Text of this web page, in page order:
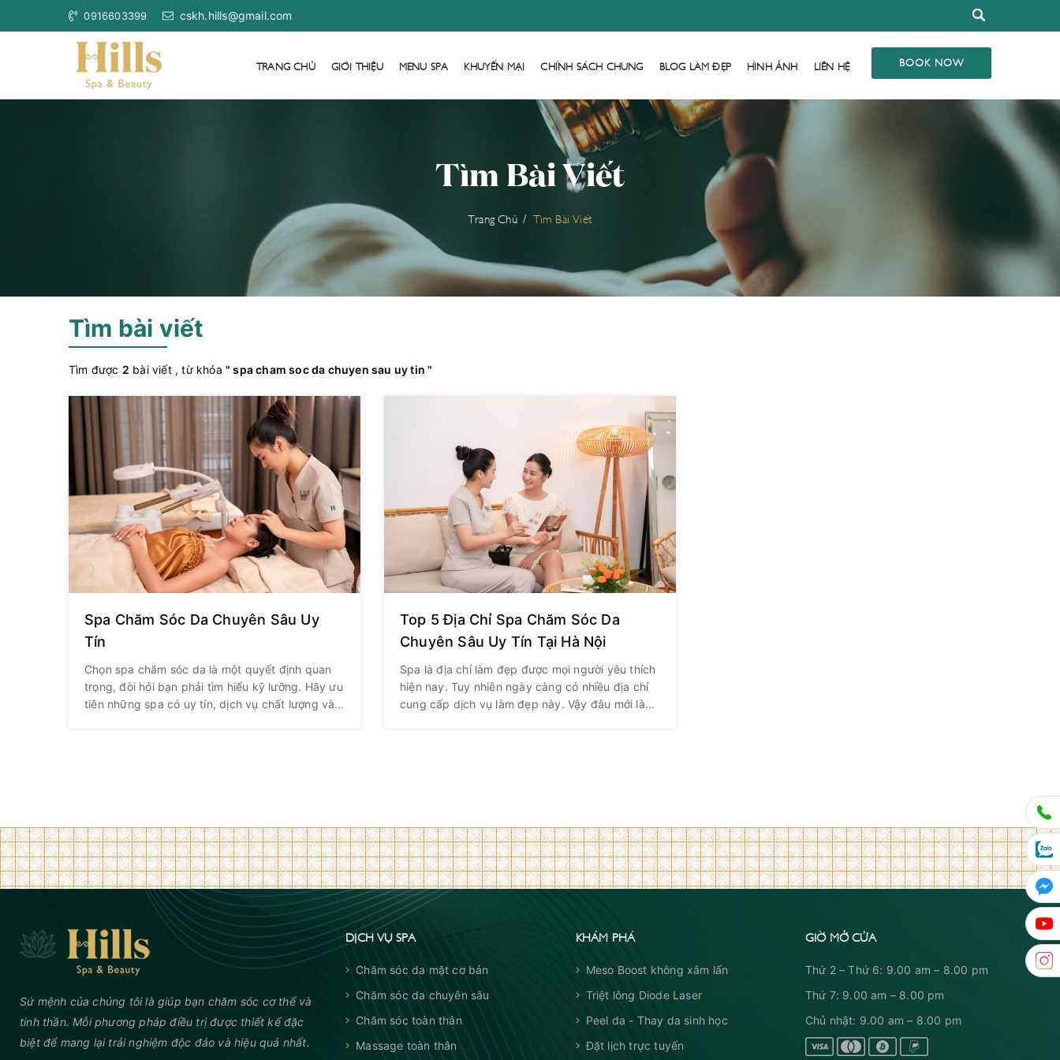
0916603399 cskh.hills@gmail.com
TRANG CHỦ GIỚI THIỆU MENU SPA KHUYẾN MẠI CHÍNH SÁCH CHUNG BLOG LÀM ĐẸP HÌNH ẢNH LIÊN HỆ BOOK NOW
Tìm Bài Viết
Trang Chủ Tìm Bài Viết
Tìm bài viết
Tìm được 2 bài viết , từ khóa" spa cham soc da chuyen sau uy tin "
Spa Chăm Sóc Da Chuyên Sâu Uy
Tín
Chọn spa chăm sóc da là một quyết định quan
trọng, đòi hỏi bạn phải tìm hiểu kỹ lưỡng. Hãy ưu
tiên những spa có uy tín, dịch vụ chất lượng và
Top 5 Địa Chỉ Spa Chăm Sóc Da
Chuyên Sâu Uy Tín Tại Hà Nội
Spa là địa chỉ làm đẹp được mọi người yêu thích
hiện nay. Tuy nhiên ngày càng có nhiều địa chỉ
cung cấp dịch vụ làm đẹp này. Vậy đâu mới là
Sứ mệnh của chúng tôi là giúp bạn chăm sóc cơ thể và
tinh thần. Mỗi phương pháp điều trị được thiết kế đặc
biệt để mang lại trải nghiệm độc đáo và hiệu quả nhất.
DỊCH VỤ SPA
Chăm sóc da mặt cơ bản
Chăm sóc da chuyên sâu
Chăm sóc toàn thân
Massage toàn thân
KHÁM PHÁ
Meso Boost không xâm lấn
Triệt lông Diode Laser
Peel da - Thay da sinh học
Đặt lịch trực tuyến
GIỜ MỞ CỬA
Thứ 2 – Thứ 6: 9.00 am – 8.00 pm
Thứ 7: 9.00 am – 8.00 pm
Chủ nhật: 9.00 am – 8.00 pm